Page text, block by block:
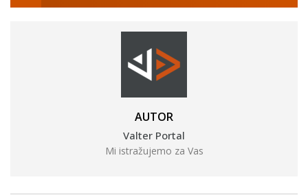
AUTOR
Valter Portal
Mi istražujemo za Vas